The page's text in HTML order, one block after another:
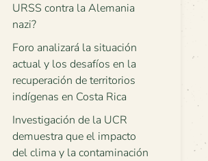
URSS contra la Alemania
nazi?
Foro analizará la situación
actual y los desafíos en la
recuperación de territorios
indígenas en Costa Rica
Investigación de la UCR
demuestra que el impacto
del clima y la contaminación